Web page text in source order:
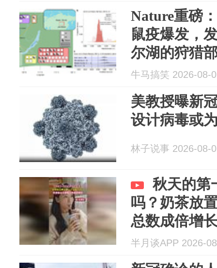
Nature重磅
鼠疫爆发，
尔湖的狩猎
牛马搞笑 2026-08-
美教授曝新
设计病毒或
林子说事 2026-08-
秋天的第
吗？奶茶放
总数成倍增
半月谈APP 2026-